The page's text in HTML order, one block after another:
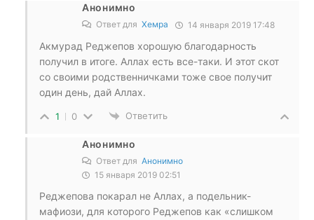
Анонимно
Ответ для Хемра 14 января 2019 17:48
Акмурад Реджепов хорошую благодарность
получил в итоге. Аллах есть все-таки. И этот скот
со своими родственничками тоже свое получит
один день, дай Аллах.
1 0 Ответить
Анонимно
Ответ для Анонимно
15 января 2019 02:51
Реджепова покарал не Аллах, а подельник-
мафиози, для которого Реджепов как «слишком